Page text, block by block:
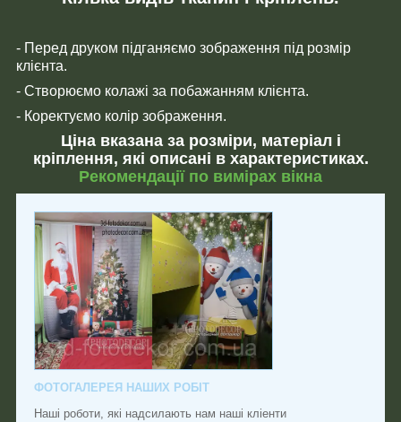
- Перед друком підганяємо зображення під розмір
клієнта.
- Створюємо колажі за побажанням клієнта.
- Коректуємо колір зображення.
Ціна вказана за розміри, матеріал і
кріплення, які описані в характеристиках.
Рекомендації по вимірах вікна
ФОТОГАЛЕРЕЯ НАШИХ РОБІТ
Наші роботи, які надсилають нам наші кліенти